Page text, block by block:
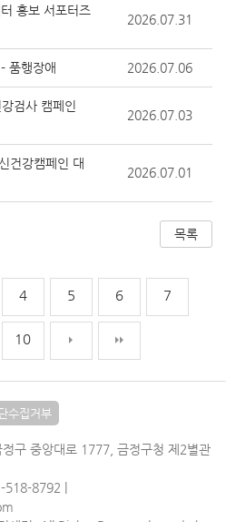
홍보 서포터즈
2026.07.31
품행장애 2026.07.06
검사 캠페인
2026.07.03
건강캠페인 대
2026.07.01
4 5 6 7
10
수집거부
구 중앙대로 1777, 금정구청 제2별관
8792 |